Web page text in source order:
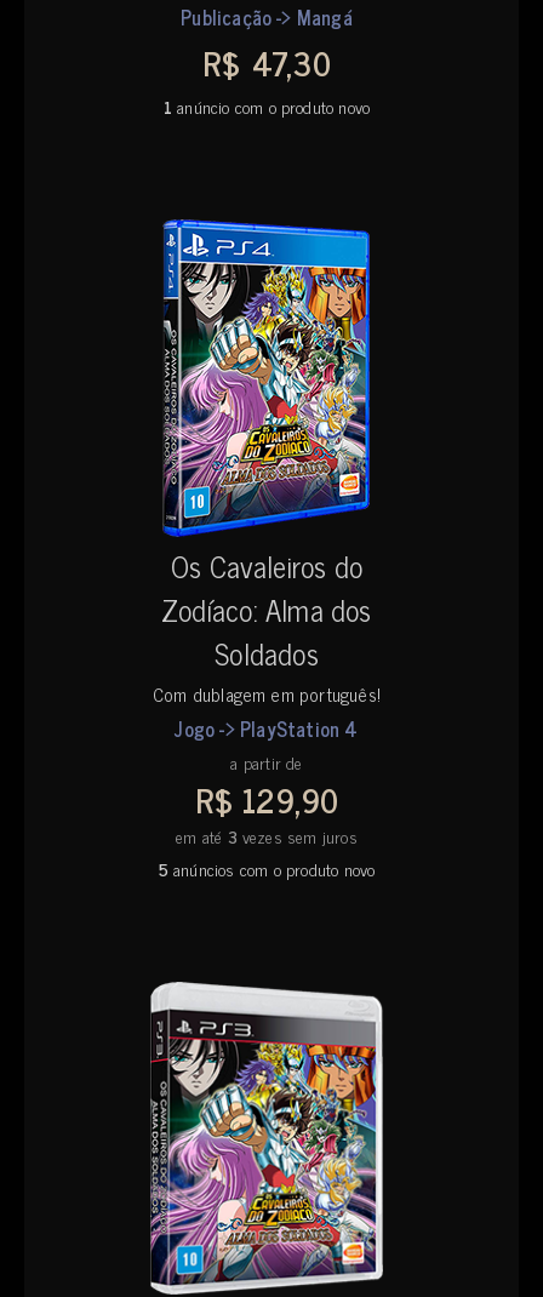
Publicação -> Mangá
R$ 47,30
1 anúncio com o produto novo
Os Cavaleiros do
Zodíaco: Alma dos
Soldados
Com dublagem em português!
Jogo -> PlayStation 4
a partir de
R$ 129,90
em até 3 vezes sem juros
5 anúncios com o produto novo